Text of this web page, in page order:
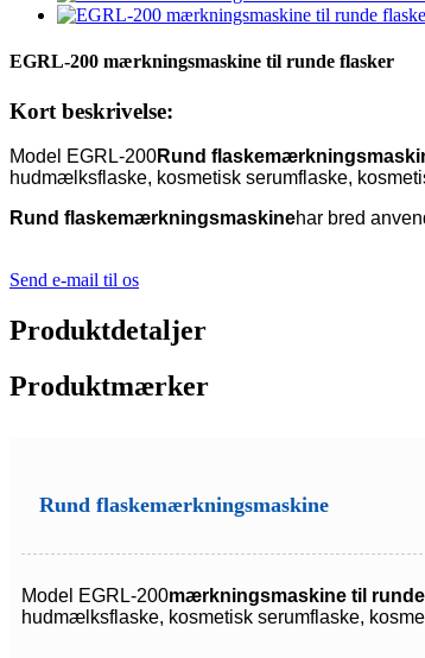
EGRL-200 mærkningsmaskine til runde flasker
Kort beskrivelse:
Model EGRL-200Rund
hudmælksflaske, kosmetisk serumflaske,
Rund flaskemærkningsmaskinehar bred
Send e-mail til os
Produktdetaljer
Produktmærker
Rund flaskemærkningsmaskine
Model EGRL-200mærkningsmaskine til
hudmælksflaske, kosmetisk serumflaske,